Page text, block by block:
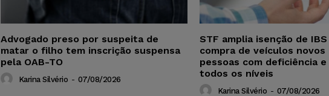
Advogado preso por suspeita de
matar o filho tem inscrição suspensa
pela OAB-TO
Karina Silvério - 07/08/2026
STF amplia isenção de
compra de veículos novos
pessoas com deficiência
todos os níveis
Karina Silvério - 07/08/2026